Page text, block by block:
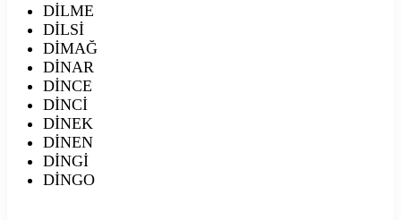
DİLME
DİLSİ
DİMAĞ
DİNAR
DİNCE
DİNCİ
DİNEK
DİNEN
DİNGİ
DİNGO